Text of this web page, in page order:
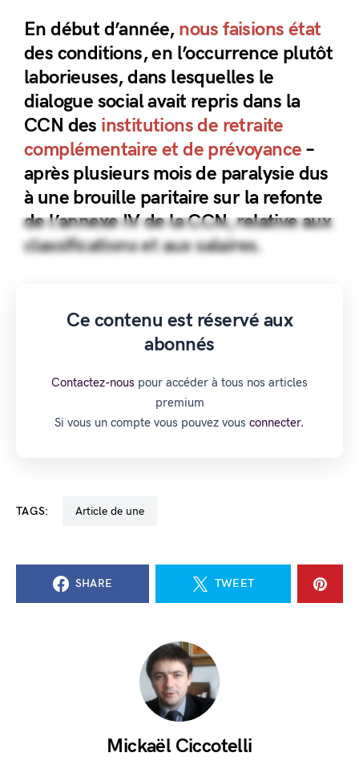
En début d’année, nous faisions état
des conditions, en l’occurrence plutôt
laborieuses, dans lesquelles le
dialogue social avait repris dans la
CCN des institutions de retraite
complémentaire et de prévoyance –
après plusieurs mois de paralysie dus
à une brouille paritaire sur la refonte
de l’annexe IV de la CCN, relative aux
classifications et aux salaires.
Ce contenu est réservé aux
abonnés
Contactez-nous pour accéder à tous nos articles
premium
Si vous un compte vous pouvez vous connecter.
TAGS: Article de une
SHARE TWEET
Mickaël Ciccotelli